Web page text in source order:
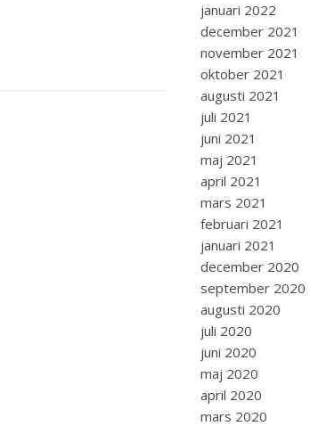
januari 2022
december 2021
november 2021
oktober 2021
augusti 2021
juli 2021
juni 2021
maj 2021
april 2021
mars 2021
februari 2021
januari 2021
december 2020
september 2020
augusti 2020
juli 2020
juni 2020
maj 2020
april 2020
mars 2020